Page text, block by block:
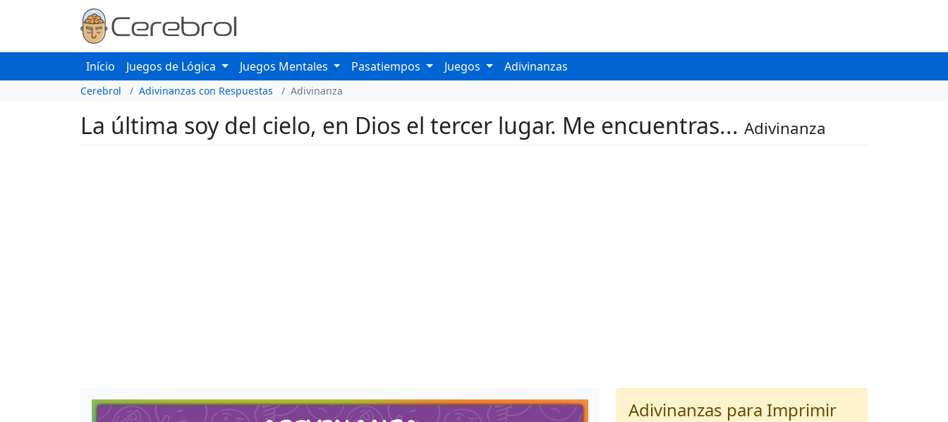
Início Juegos de Lógica Juegos Mentales Pasatiempos Juegos Adivinanzas
Cerebrol Adivinanzas con Respuestas Adivinanza
La última soy del cielo, en Dios el tercer lugar. Me encuentras... Adivinanza
Adivinanzas para Imprimir